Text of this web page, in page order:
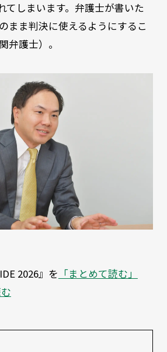
てしまいます。弁護士が書いた
まま判決に使えるようにするこ
弁護士）。
2026』を 「まとめて読む」